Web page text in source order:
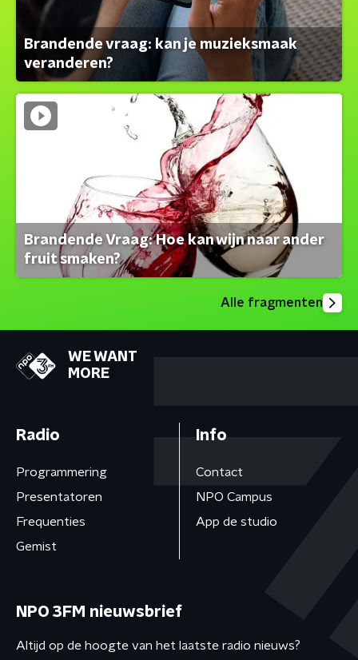
Brandende vraag: kan je muzieksmaak
veranderen?
Brandende Vraag: Hoe kan wijn naar ander
fruit smaken?
Alle fragmenten
WE WANT
MORE
Radio
Programmering
Presentatoren
Frequenties
Gemist
Info
Contact
NPO Campus
App de studio
NPO 3FM nieuwsbrief
Altijd op de hoogte van het laatste radio nieuws?